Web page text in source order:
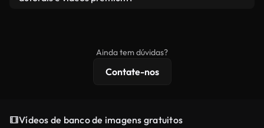
licenciamento estendidas.
Ainda tem dúvidas?
Contate-nos
Vídeos de banco de imagens gratuitos